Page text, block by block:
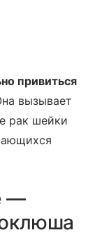
привиться
вызывает
рак шейки
—